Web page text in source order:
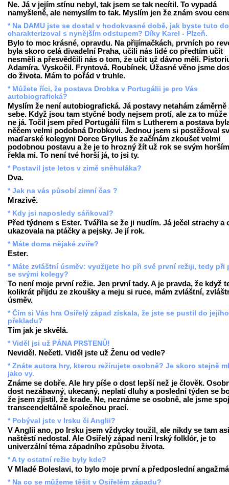
Ne. Já v jejím stínu nebyl, tak jsem se tak necítil. To vypadá
namyšleně, ale nemyslím to tak. Myslím jen že znám svou
* Na DAMU jste se dostal v hodokvasné době, jak byste tuto
charakterizoval s nynějším odstupem? Díky Karel - Plzeň.
Bylo to moc krásné, opravdu. Na přijímačkách, prvních po
byla skoro celá divadelní Praha, učili nás lidé co předtím učit
nesměli a přesvědčili nás o tom, že učit už dávno měli.
Adamíra. Vyskočil. Fryntová. Roubínek. Úžasné věno jsme
do života. Mám to pořád v truhle.
* Můžete říci, že postava Drobka v Portugálii je pro Vás
autobiografická?
Myslím že není autobiografická. Já postavy netahám záměrně
sebe. Když jsou tam styčné body nejsem proti, ale za to může
ne já. Točil jsem před Portugálií film s Lutherem a postava
něčem velmi podobná Drobkovi. Jednou jsem si postěžoval
maďarské kolegyni Dorce Gryllus že začínám zkoušet velmi
podobnou postavu a že je to hrozný žít už rok se svým
řekla mi. To není tvé horší já, to jsi ty.
* Postavil jste letos v zimě sněhuláka?
Dva.
* Jak na vás působí zimní čas ?
Mrazivě.
* Kdy jsi naposledy sáňkoval?
Před týdnem s Ester. Tvářila se že ji nudím. Já ječel strachy a
ukazovala na ptáčky a pejsky. Je jí rok.
* Máte doma nějaké zvíře?
Ester.
* Máte zvláštní úsměv: využijete ho při své první režiji, tedy při
se svými kolegy?
To není moje první režie. Jen první tady. A je pravda, že když
kolikrát přijdu ze zkoušky a meju si ruce, mám zvláštní,
úsměv.
* Čím si Vás hra Osiřelý západ získala, že jste se pustil do jejího
překladu?
Tím jak je skvělá.
* Viděl jsi už PÁNA PRSTENŮ!
Neviděl. Nečetl. Viděl jste už Ženu od vedle?
* Znáte autora hry, kterou režírujete osobně? Je skoro stejně
jako vy.
Známe se dobře. Ale hry píše o dost lepší než je člověk.
dost nezábavný, ukecaný, neplatí dluhy a poslední týden se
že jsem zjistil, že krade. Ne, neznáme se osobně, ale jsme
transcendeltálně společnou prací.
* Pobýval jste v Irsku či Anglii?
V Anglii ano, po Irsku jsem vždycky toužil, ale nikdy se tam asi
naštěstí nedostal. Ale Osiřelý západ není Irský folklór, je to
univerzální téma západního způsobu života.
* A ty ostatní režie byly kde?
V Mladé Boleslavi, to bylo moje první a předposlední
* Na co se můžeme těšit v Osiřelém západu?